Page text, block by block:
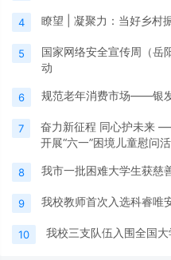
4 瞭望 | 凝聚力：当好乡村
5
国家网络安全宣传周（岳
动
6 规范老年消费市场——银发
7
奋力新征程 同心护未来
开展“六一”困境儿童慰问
8 我市一批困难大学生获慈
9 我校教师首次入选科睿唯
10 我校三支队伍入围全国